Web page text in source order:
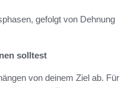
gefolgt von Dehnung
solltest
von deinem Ziel ab. Für